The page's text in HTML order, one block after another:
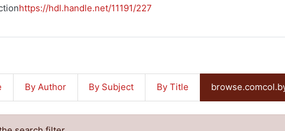
https://hdl.handle.net/11191/227
By Author By Subject By Title